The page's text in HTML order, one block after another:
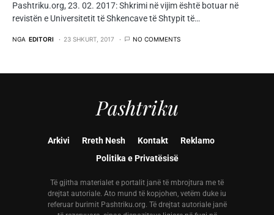
Pashtriku.org, 23. 02. 2017: Shkrimi në vijim është botuar në
revistën e Universitetit të Shkencave të Shtypit të…
NGA EDITORI 23 SHKURT, 2017 NO COMMENTS
Pashtriku
Arkivi Rreth Nesh Kontakt
Reklamo
Politika e Privatësisë
Të gjitha materialet e portalit janë të mbrojtura me të
drejtat autoriale. Ato mund të kopjohen, vetëm duke iu
referuar burimit Pashtriku.org. Të drejtat autoriale janë